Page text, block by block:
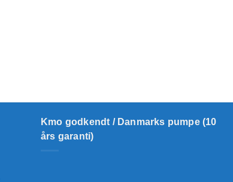
Kmo godkendt / Danmarks pumpe (10
års garanti)